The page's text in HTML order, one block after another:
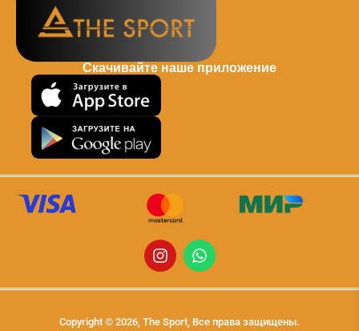
Скачивайте наше приложение
Copyright © 2026, The Sport, Все права защищены.